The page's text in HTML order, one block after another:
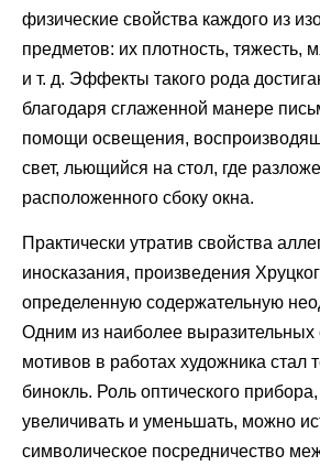
физические свойства каждого из
предметов: их плотность, тяжесть,
и т. д. Эффекты такого рода
благодаря сглаженной манере
помощи освещения,
свет, льющийся на стол, где
расположенного сбоку окна.
Практически утратив свойства
иносказания, произведения
определенную содержательную
Одним из наиболее
мотивов в работах художника стал
бинокль. Роль оптического
увеличивать и уменьшать, можно
символическое посредничество